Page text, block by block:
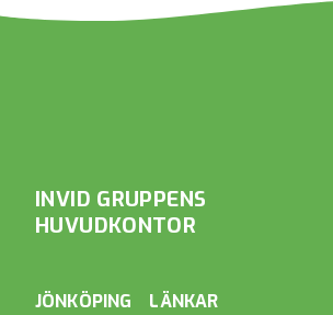
INVID GRUPPENS
HUVUDKONTOR
JÖNKÖPING LÄNKAR